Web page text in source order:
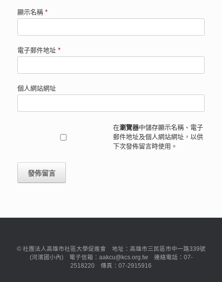
顯示名稱 *
電子郵件地址 *
個人網站網址
在瀏覽器中儲存顯示名稱、電子
郵件地址及個人網站網址，以供
下次發佈留言時使用。
© 社團法人高雄市社區大學促進會 地址：高雄市三民區市中一路339號
(河濱國小內) 電子信箱：aakcu@kcs.org.tw 連絡電話：07-
2518220 傳真：07-2915916